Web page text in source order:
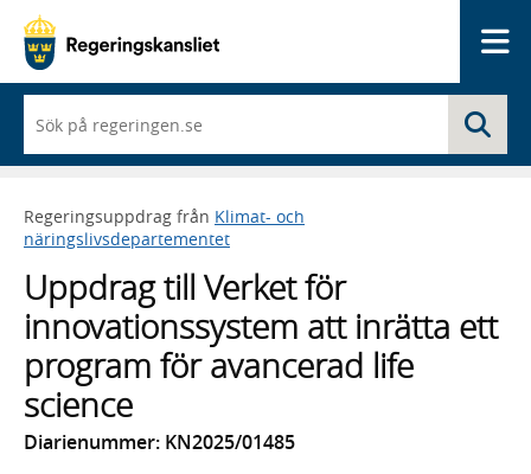
du
börjar
skriva
framträder
en
med
sökförslag
Regeringsuppdrag från Klimat- och
näringslivsdepartementet
Uppdrag till Verket för
innovationssystem att inrätta ett
program för avancerad life
science
Diarienummer: KN2025/01485